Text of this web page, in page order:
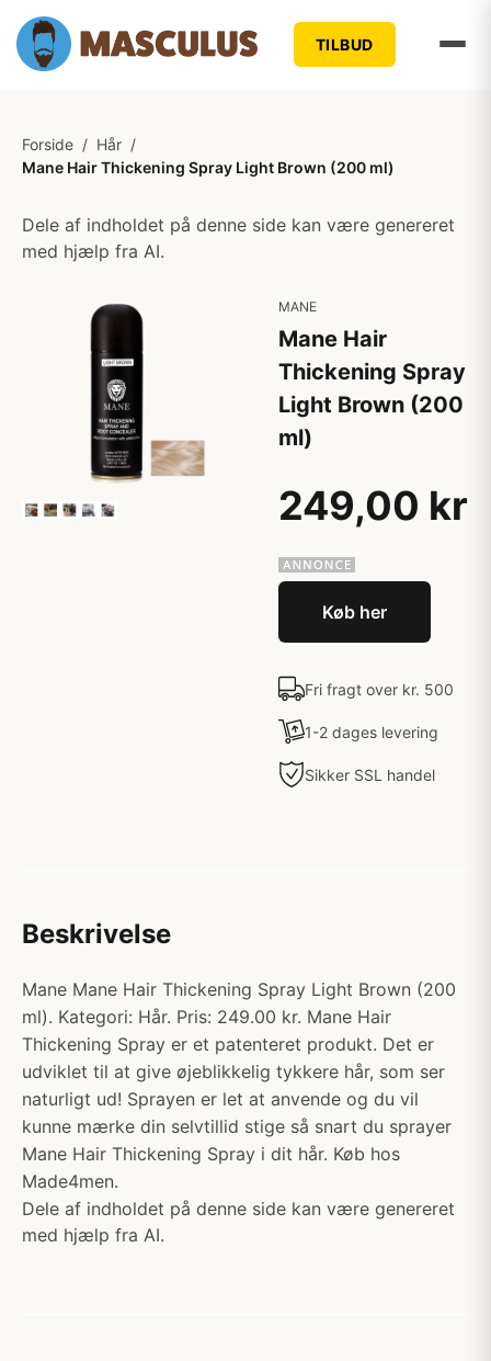
TILBUD
Forside / Hår /
Mane Hair Thickening Spray Light Brown (200 ml)
Dele af indholdet på denne side kan være genereret
med hjælp fra AI.
MANE
Mane Hair
Thickening Spray
Light Brown (200
ml)
249,00 kr
Køb her
Fri fragt over kr. 500
1-2 dages levering
Sikker SSL handel
Beskrivelse
Mane Mane Hair Thickening Spray Light Brown (200
ml). Kategori: Hår. Pris: 249.00 kr. Mane Hair
Thickening Spray er et patenteret produkt. Det er
udviklet til at give øjeblikkelig tykkere hår, som ser
naturligt ud! Sprayen er let at anvende og du vil
kunne mærke din selvtillid stige så snart du sprayer
Mane Hair Thickening Spray i dit hår. Køb hos
Made4men.
Dele af indholdet på denne side kan være genereret
med hjælp fra AI.